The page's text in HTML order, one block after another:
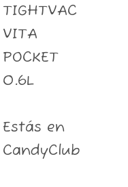
TIGHTVAC
VITA
POCKET
0.6L
Estás en
CandyClub